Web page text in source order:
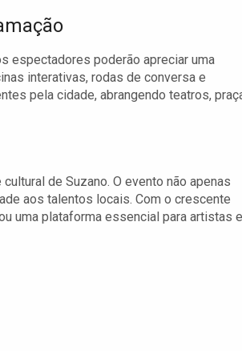
espectadores poderão apreciar uma
interativas, rodas de conversa e
pela cidade, abrangendo teatros,
de Suzano. O evento não apenas
aos talentos locais. Com o crescente
uma plataforma essencial para artistas e